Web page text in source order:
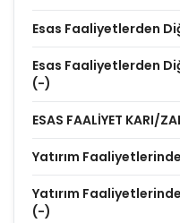
Esas Faaliyetlerden
Esas Faaliyetlerden
(-)
ESAS FAALİYET KARI/
Yatırım
Yatırım
(-)